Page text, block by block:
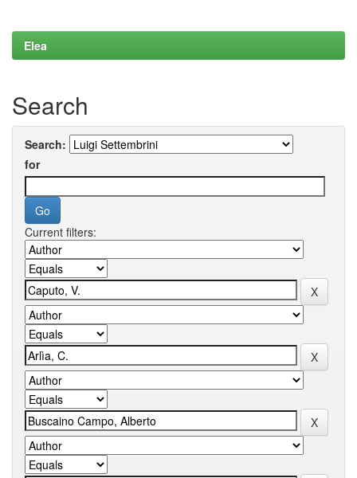
Elea
Search
Search:
for
Current filters: